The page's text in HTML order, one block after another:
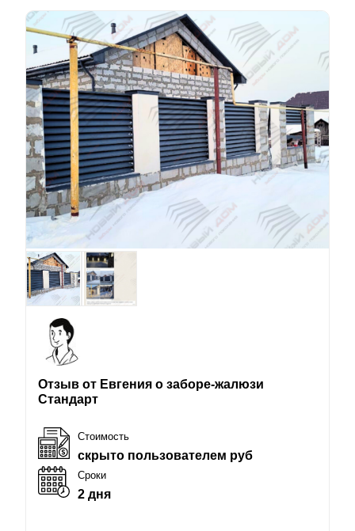
Отзыв от Евгения о заборе-жалюзи
Стандарт
Стоимость
скрыто пользователем руб
Сроки
2 дня